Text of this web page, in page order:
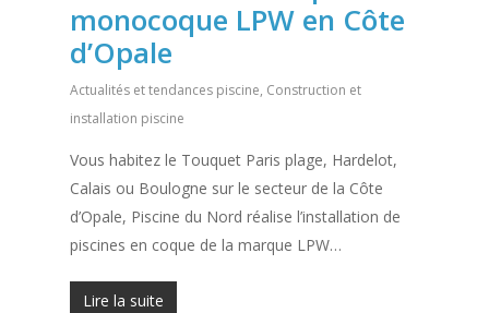
monocoque LPW en Côte
d’Opale
Actualités et tendances piscine, Construction et
installation piscine
Vous habitez le Touquet Paris plage, Hardelot,
Calais ou Boulogne sur le secteur de la Côte
d’Opale, Piscine du Nord réalise l’installation de
piscines en coque de la marque LPW…
Lire la suite